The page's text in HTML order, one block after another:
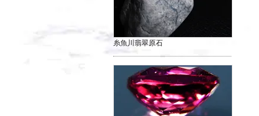
糸魚川翡翠原石